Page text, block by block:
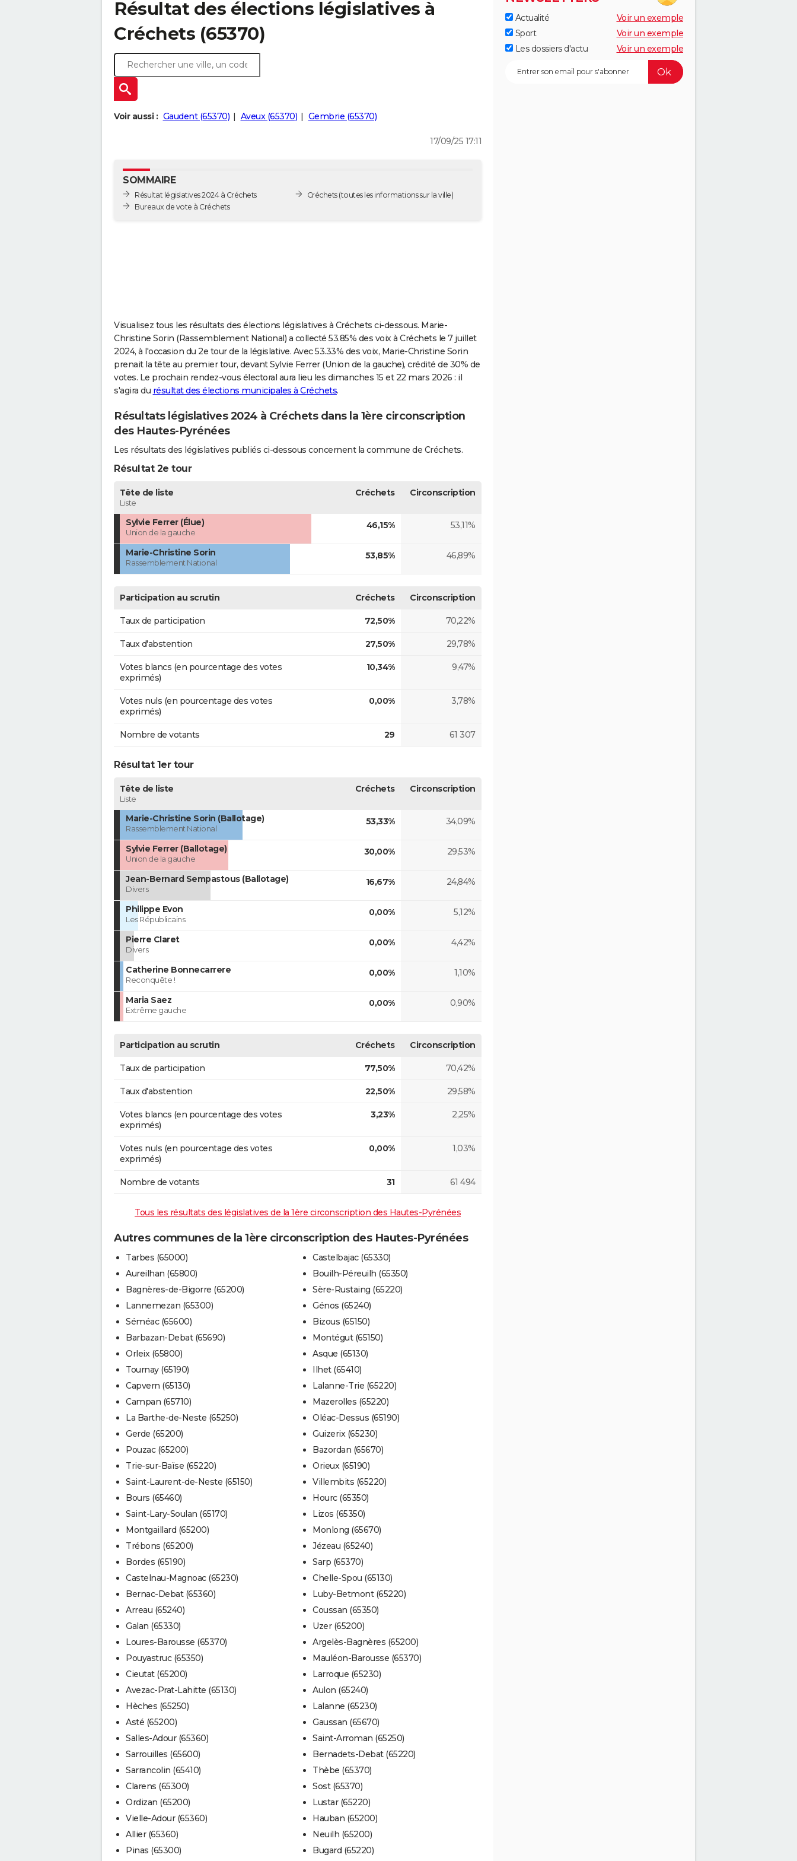
Résultat des élections législatives à
Créchets (65370)
Voir aussi : Gaudent (65370) Aveux (65370) Gembrie (65370)
17/09/25 17:11
SOMMAIRE
Résultat législatives 2024 à Créchets
Bureaux de vote à Créchets
Créchets(toutes les informations sur la ville)
Visualisez tous les résultats des élections législatives à Créchets ci-dessous. Marie-
Christine Sorin (Rassemblement National) a collecté 53.85% des voix à Créchets le 7 juillet
2024, à l'occasion du 2e tour de la législative. Avec 53.33% des voix, Marie-Christine Sorin
prenait la tête au premier tour, devant Sylvie Ferrer (Union de la gauche), crédité de 30% de
votes. Le prochain rendez-vous électoral aura lieu les dimanches 15 et 22 mars 2026 : il
s'agira du résultat des élections municipales à Créchets.
Résultats législatives 2024 à Créchets dans la 1ère circonscription
des Hautes-Pyrénées
Les résultats des législatives publiés ci-dessous concernent la commune de Créchets.
Résultat 2e tour
Tête de liste
Liste
Créchets Circonscription
Sylvie Ferrer (Élue)
Union de la gauche
46,15% 53,11%
Marie-Christine Sorin
Rassemblement National
53,85% 46,89%
Participation au scrutin Créchets Circonscription
Taux de participation 72,50% 70,22%
Taux d'abstention 27,50% 29,78%
Votes blancs (en pourcentage des votes
exprimés)
10,34% 9,47%
Votes nuls (en pourcentage des votes
exprimés)
0,00% 3,78%
Nombre de votants 29 61 307
Résultat 1er tour
Tête de liste
Liste
Créchets Circonscription
Marie-Christine Sorin (Ballotage)
Rassemblement National
53,33% 34,09%
Sylvie Ferrer (Ballotage)
Union de la gauche
30,00% 29,53%
Jean-Bernard Sempastous (Ballotage)
Divers
16,67% 24,84%
Philippe Evon
Les Républicains
0,00% 5,12%
Pierre Claret
Divers
0,00% 4,42%
Catherine Bonnecarrere
Reconquête !
0,00% 1,10%
Maria Saez
Extrême gauche
0,00% 0,90%
Participation au scrutin Créchets Circonscription
Taux de participation 77,50% 70,42%
Taux d'abstention 22,50% 29,58%
Votes blancs (en pourcentage des votes
exprimés)
3,23% 2,25%
Votes nuls (en pourcentage des votes
exprimés)
0,00% 1,03%
Nombre de votants 31 61 494
Tous les résultats des législatives de la 1ère circonscription des Hautes-Pyrénées
Autres communes de la 1ère circonscription des Hautes-Pyrénées
Tarbes (65000)
Aureilhan (65800)
Bagnères-de-Bigorre (65200)
Lannemezan (65300)
Séméac (65600)
Barbazan-Debat (65690)
Orleix (65800)
Tournay (65190)
Capvern (65130)
Campan (65710)
La Barthe-de-Neste (65250)
Gerde (65200)
Pouzac (65200)
Trie-sur-Baïse (65220)
Saint-Laurent-de-Neste (65150)
Bours (65460)
Saint-Lary-Soulan (65170)
Montgaillard (65200)
Trébons (65200)
Bordes (65190)
Castelnau-Magnoac (65230)
Bernac-Debat (65360)
Arreau (65240)
Galan (65330)
Loures-Barousse (65370)
Pouyastruc (65350)
Cieutat (65200)
Avezac-Prat-Lahitte (65130)
Hèches (65250)
Asté (65200)
Salles-Adour (65360)
Sarrouilles (65600)
Sarrancolin (65410)
Clarens (65300)
Ordizan (65200)
Vielle-Adour (65360)
Allier (65360)
Pinas (65300)
Castelbajac (65330)
Bouilh-Péreuilh (65350)
Sère-Rustaing (65220)
Génos (65240)
Bizous (65150)
Montégut (65150)
Asque (65130)
Ilhet (65410)
Lalanne-Trie (65220)
Mazerolles (65220)
Oléac-Dessus (65190)
Guizerix (65230)
Bazordan (65670)
Orieux (65190)
Villembits (65220)
Hourc (65350)
Lizos (65350)
Monlong (65670)
Jézeau (65240)
Sarp (65370)
Chelle-Spou (65130)
Luby-Betmont (65220)
Coussan (65350)
Uzer (65200)
Argelès-Bagnères (65200)
Mauléon-Barousse (65370)
Larroque (65230)
Aulon (65240)
Lalanne (65230)
Gaussan (65670)
Saint-Arroman (65250)
Bernadets-Debat (65220)
Thèbe (65370)
Sost (65370)
Lustar (65220)
Hauban (65200)
Neuilh (65200)
Bugard (65220)
Actualité
Voir un exemple
Sport
Voir un exemple
Les dossiers d'actu
Voir un exemple